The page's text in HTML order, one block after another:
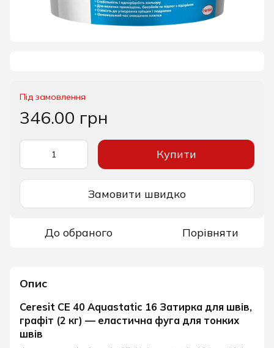
Під замовлення
346.00 грн
Купити
Замовити швидко
До обраного Порівняти
Опис
Ceresit CE 40 Aquastatic 16 Затирка для швів,
графіт (2 кг) — еластична фуга для тонких
швів